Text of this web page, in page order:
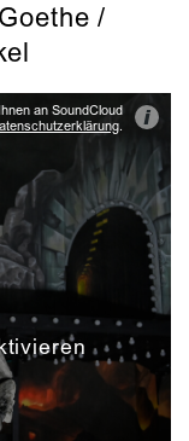
/
an SoundCloud
. i